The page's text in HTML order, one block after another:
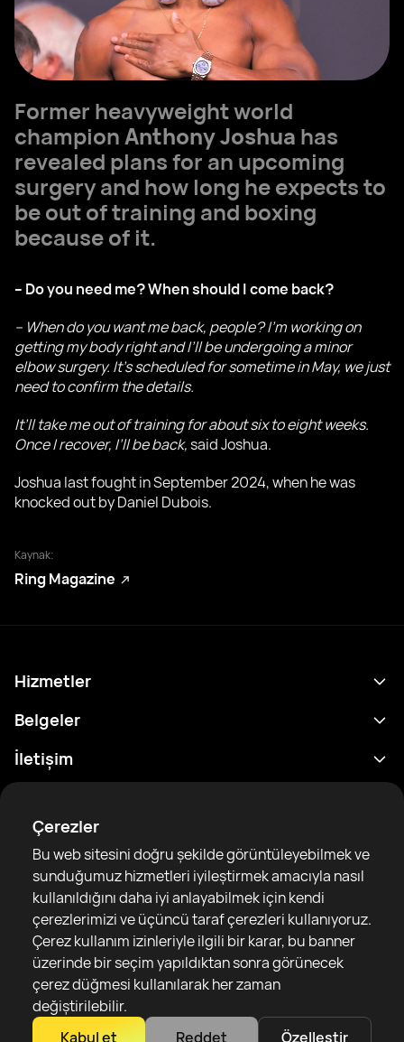
Çerezler
Bu web sitesini doğru şekilde görüntüleyebilmek ve
sunduğumuz hizmetleri iyileştirmek amacıyla nasıl
kullanıldığını daha iyi anlayabilmek için kendi
çerezlerimizi ve üçüncü taraf çerezleri kullanıyoruz.
Çerez kullanım izinleriyle ilgili bir karar, bu banner
üzerinde bir seçim yapıldıktan sonra görünecek
çerez düğmesi kullanılarak her zaman
değiştirilebilir.
Kabul et
Reddet Özelleştir
Former heavyweight world
championAnthony Joshua has
revealed plans for an upcoming
surgery and how long he expects to
be out of training and boxing
because of it.
– Do you need me? When should I come back?
– When do you want me back, people? I’m working on
getting my body right and I’ll be undergoing a minor
elbow surgery. It’s scheduled for sometime in May, we just
need to confirm the details.
It’ll take me out of training for about six to eight weeks.
Once I recover, I’ll be back,said Joshua.
Joshua last fought in September 2024, when he was
knocked out by Daniel Dubois.
Kaynak:
Ring Magazine
RTF United service limited
6 Burrows court, Liverpool, United Kingdom
Hizmetler
Program
Sonuçlar
Analitik
Sıralamalar
Haberler
Makaleler
Sparring Finder
Belgeler
Gizlilik Politikası
Kullanım Şartları
Topluluk Rehberleri
İletişim